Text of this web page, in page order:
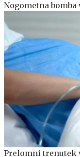
Nogometna
Prelomni trenutek